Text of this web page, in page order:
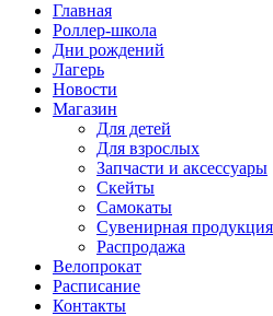
Главная
Роллер-школа
Дни рождений
Лагерь
Новости
Магазин
Для детей
Для взрослых
Запчасти и аксессуары
Скейты
Самокаты
Сувенирная продукция
Распродажа
Велопрокат
Расписание
Контакты